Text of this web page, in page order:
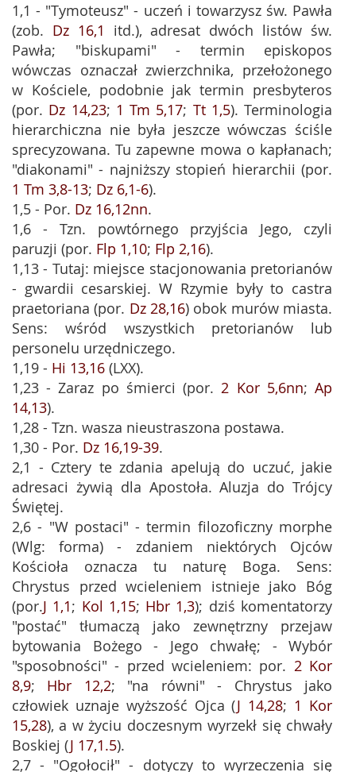
1,1 - "Tymoteusz" - uczeń i towarzysz św. Pawła
(zob. Dz 16,1
itd.), adresat dwóch listów św.
Pawła; "biskupami" - termin episkopos
wówczas oznaczał zwierzchnika, przełożonego
w Kościele, podobnie jak termin presbyteros
(por. Dz 14,23; 1 Tm 5,17; Tt 1,5). Terminologia
hierarchiczna nie była jeszcze wówczas ściśle
sprecyzowana. Tu zapewne mowa o kapłanach;
"diakonami" - najniższy stopień hierarchii (por.
1 Tm 3,8-13; Dz 6,1-6).
1,5 - Por. Dz 16,12nn.
1,6 - Tzn. powtórnego przyjścia Jego, czyli
paruzji (por. Flp 1,10; Flp 2,16).
1,13 - Tutaj: miejsce stacjonowania pretorianów
- gwardii cesarskiej. W Rzymie były to castra
praetoriana (por. Dz 28,16) obok murów miasta.
Sens: wśród wszystkich pretorianów lub
personelu urzędniczego.
1,19 - Hi 13,16 (LXX).
1,23 - Zaraz po śmierci (por.2 Kor 5,6nn;Ap
14,13).
1,28 - Tzn. wasza nieustraszona postawa.
1,30 - Por. Dz 16,19-39.
2,1 - Cztery te zdania apelują do uczuć, jakie
adresaci żywią dla Apostoła. Aluzja do Trójcy
Świętej.
2,6 - "W postaci" - termin filozoficzny morphe
(Wlg: forma) - zdaniem niektórych Ojców
Kościoła oznacza tu naturę Boga. Sens:
Chrystus przed wcieleniem istnieje jako Bóg
(por.J 1,1; Kol 1,15; Hbr 1,3); dziś komentatorzy
"postać" tłumaczą jako zewnętrzny przejaw
bytowania Bożego - Jego chwałę; - Wybór
"sposobności" - przed wcieleniem: por. 2 Kor
8,9; Hbr 12,2; "na równi" - Chrystus jako
człowiek uznaje wyższość Ojca (J 14,28; 1 Kor
15,28), a w życiu doczesnym wyrzekł się chwały
Boskiej (J 17,1.5).
2,7 - "Ogołocił" - dotyczy to wyrzeczenia się